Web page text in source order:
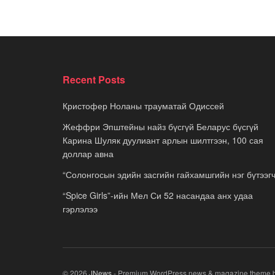
Recent Posts
Кристофер Ноланы трауматай Одиссей
Жеффри Эпштейны найз бүсгүй Беларус бүсгүй
Карина Шуляк дуулиант арлын шилтгээн, 100 сая
доллар авна
“Солонгосын эдийн засгийн гайхамшгийн нэг
“Spice Girls”-ийн Мел Си 52 насандаа анх удаа
гэрлэлээ
© 2026 JNews- Premium WordPress news & magazine theme